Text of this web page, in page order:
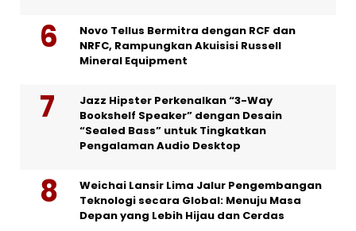
Novo Tellus Bermitra dengan RCF dan
NRFC, Rampungkan Akuisisi Russell
Mineral Equipment
Jazz Hipster Perkenalkan “3-Way
Bookshelf Speaker” dengan Desain
“Sealed Bass” untuk Tingkatkan
Pengalaman Audio Desktop
Weichai Lansir Lima Jalur Pengembangan
Teknologi secara Global: Menuju Masa
Depan yang Lebih Hijau dan Cerdas